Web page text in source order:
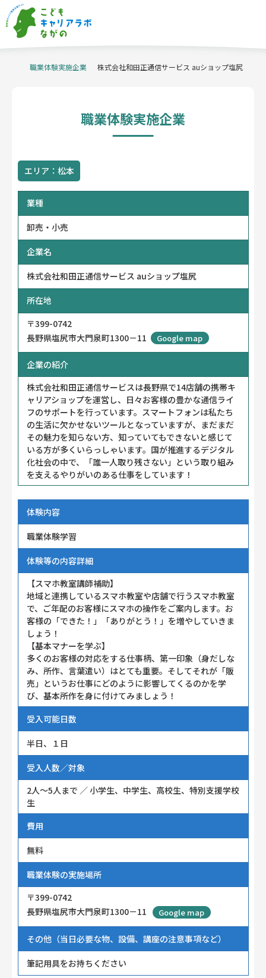
体験申込・相談
プライバシーポリシー
当サイトについて
職業体験支援コーディネーター
職業体験実施企業 株式会社和田正通信サービス auショップ塩尻
職業体験実施企業
エリア：松本
業種
卸売・小売
企業名
株式会社和田正通信サービス auショップ塩尻
所在地
〒399-0742
長野県塩尻市大門泉町1300－11
Google map
企業の紹介
株式会社和田正通信サービスは長野県で14店舗の携帯キ
ャリアショップを運営し、日々お客様の豊かな通信ライ
フのサポートを行っています。スマートフォンは私たち
の生活に欠かせないツールとなっていますが、まだまだ
その魅力を知らない方、知っていてもできないと感じて
いる方が多くいらっしゃいます。国が推進するデジタル
化社会の中で、「誰一人取り残さない」という取り組み
を支えるやりがいのある仕事をしています！
体験内容
職業体験学習
体験等の内容詳細
【スマホ教室講師補助】
地域と連携しているスマホ教室や店舗で行うスマホ教室
で、ご年配のお客様にスマホの操作をご案内します。お
客様の「できた！」「ありがとう！」を増やしていきま
しょう！
【基本マナーを学ぶ】
多くのお客様の対応をする仕事柄、第一印象（身だしな
み、所作、言葉遣い）はとても重要。そしてそれが「販
売」というお仕事にどのように影響してくるのかを学
び、基本所作を身に付けてみましょう！
受入可能日数
半日、１日
受入人数／対象
2人～5人まで ／ 小学生、中学生、高校生、特別支援学校
生
費用
無料
職業体験の実施場所
〒399-0742
長野県塩尻市大門泉町1300－11
Google map
その他（当日必要な物、設備、講座の注意事項など）
筆記用具をお持ちください